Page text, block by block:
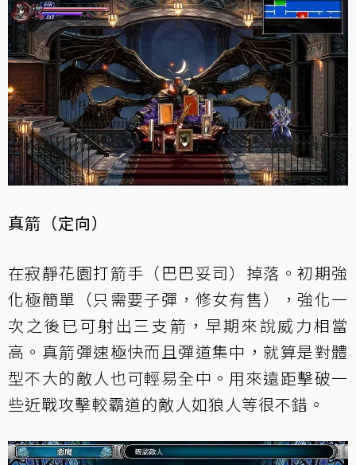
真箭（定向）
在寂靜花園打箭手（巴巴妥司）掉落。初期強
化極簡單（只需要子彈，修女有售），強化一
次之後已可射出三支箭，早期來說威力相當
高。真箭彈速極快而且彈道集中，就算是對體
型不大的敵人也可輕易全中。用來遠距擊破一
些近戰攻擊較霸道的敵人如狼人等很不錯。